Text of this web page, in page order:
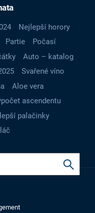
Nejlepší horory
Partie
Počasí
Auto – katalog
Svařené víno
Aloe vera
ascendentu
palačinky